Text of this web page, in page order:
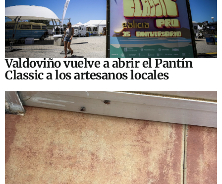
Valdoviño vuelve a abrir el Pantín
Classic a los artesanos locales